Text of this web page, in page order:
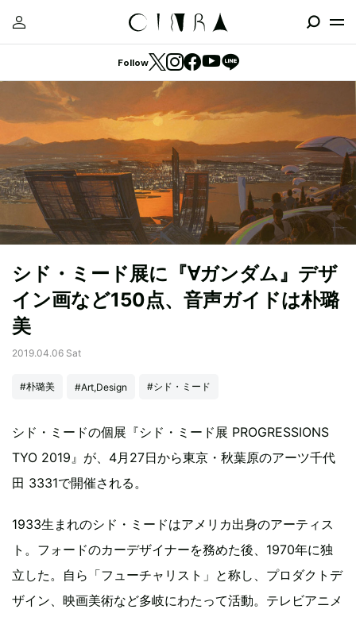
Follow
シド・ミード展に『∀ガンダム』デザ
イン画など150点、音声ガイドは朴璐
美
2019.04.06 Sat
#朴璐美 #Art,Design #シド・ミード
シド・ミードの個展『シド・ミード展 PROGRESSIONS
TYO 2019』が、4月27日から東京・秋葉原のアーツ千代
田 3331で開催される。
1933生まれのシド・ミードはアメリカ出身のアーティス
ト。フォードのカーデザイナーを務めた後、1970年に独
立した。自ら「フューチャリスト」と称し、プロダクトデ
ザイン、映画美術など多岐にわたって活動。テレビアニメ